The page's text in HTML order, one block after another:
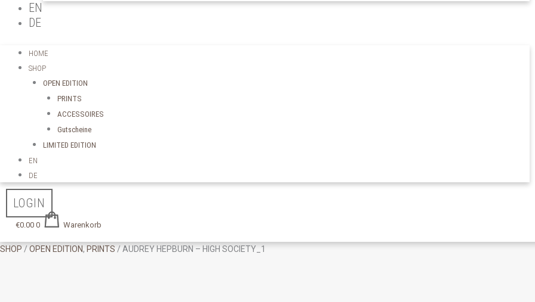
EN
DE
HOME
SHOP
OPEN EDITION
PRINTS
ACCESSOIRES
Gutscheine
LIMITED EDITION
EN
DE
LOGIN
€0.00 0 Warenkorb
SHOP /OPEN EDITION, PRINTS / AUDREY HEPBURN – HIGH SOCIETY_1